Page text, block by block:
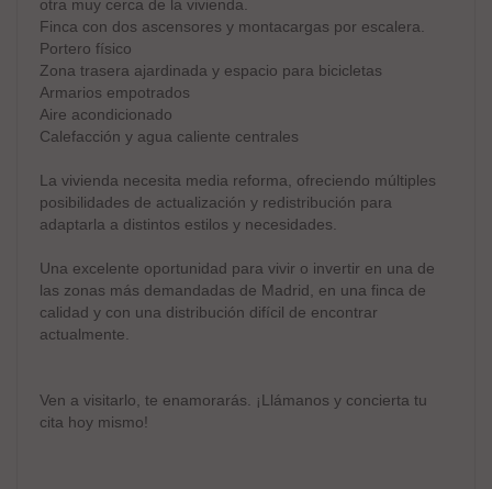
otra muy cerca de la vivienda.
Finca con dos ascensores y montacargas por escalera.
Portero físico
Zona trasera ajardinada y espacio para bicicletas
Armarios empotrados
Aire acondicionado
Calefacción y agua caliente centrales
La vivienda necesita media reforma, ofreciendo múltiples
posibilidades de actualización y redistribución para
adaptarla a distintos estilos y necesidades.
Una excelente oportunidad para vivir o invertir en una de
las zonas más demandadas de Madrid, en una finca de
calidad y con una distribución difícil de encontrar
actualmente.
Ven a visitarlo, te enamorarás. ¡Llámanos y concierta tu
cita hoy mismo!